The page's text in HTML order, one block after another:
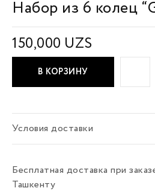
Набор из 6 колец
150,000 UZS
В КОРЗИНУ
Условия доставки
Бесплатная доставка при
Ташкенту